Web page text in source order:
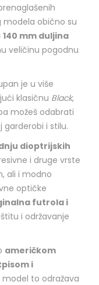
obično su
140 mm duljina
veličinu pogodnu
je u više
klasičnu Black,
možeš odabrati
garderobi i stilu.
dioptrijskih
i druge vrste
ali i modno
optičke
futrola i
i održavanje
američkom
i
model to odražava